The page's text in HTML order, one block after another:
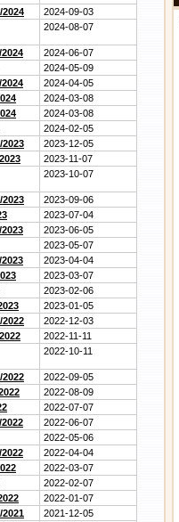
2024-09-03
2024-08-07
2024-06-07
2024-05-09
2024-04-05
2024-03-08
2024-03-08
2024-02-05
2023-12-05
2023-11-07
2023-10-07
2023-09-06
2023-07-04
2023-06-05
2023-05-07
2023-04-04
2023-03-07
2023-02-06
2023-01-05
2022-12-03
2022-11-11
2022-10-11
2022-09-05
2022-08-09
2022-07-07
2022-06-07
2022-05-06
2022-04-04
2022-03-07
2022-02-07
2022-01-07
2021-12-05